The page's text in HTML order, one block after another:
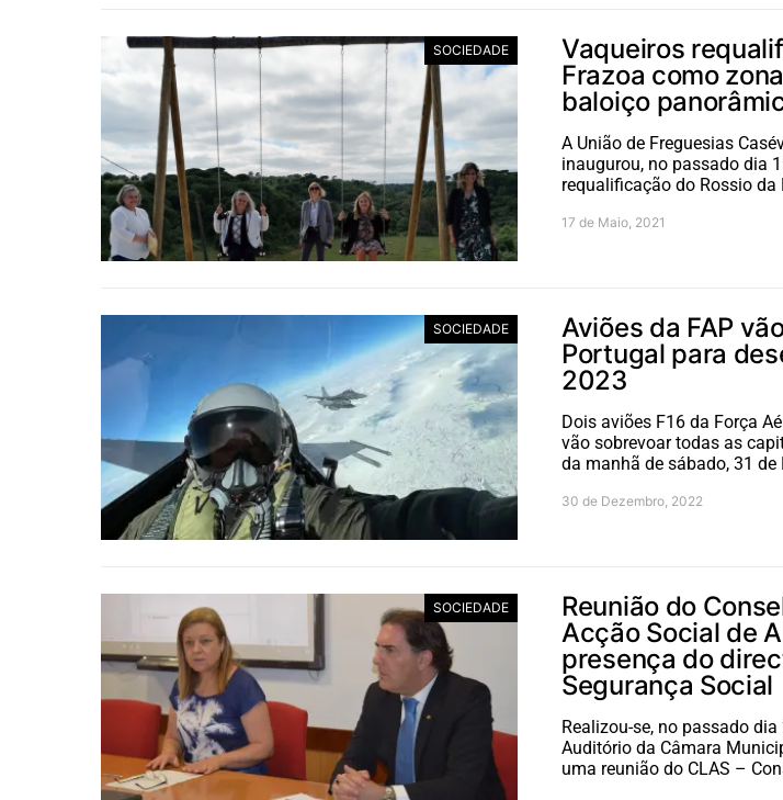
SOCIEDADE
Vaqueiros
Frazoa como
baloiço
A União de Freguesias
inaugurou, no passado dia
requalificação do Rossio
17 de Maio, 2021
SOCIEDADE
Aviões da FAP
Portugal para
2023
Dois aviões F16 da Força
vão sobrevoar todas as
da manhã de sábado, 31 de
30 de Dezembro, 2022
SOCIEDADE
Reunião do
Acção Social de
presença do
Segurança Social
Realizou-se, no passado
Auditório da Câmara
uma reunião do CLAS –